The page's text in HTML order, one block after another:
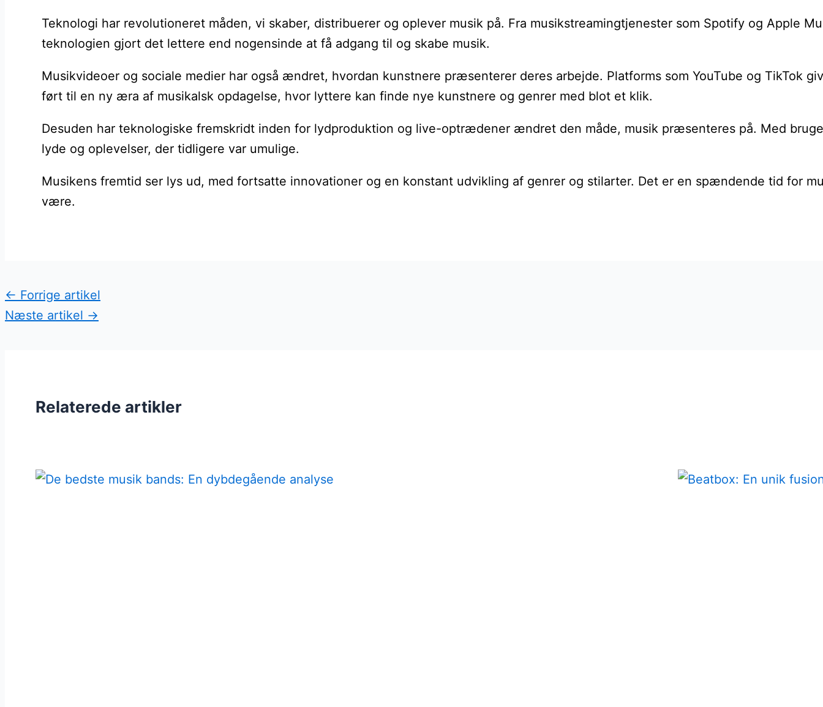
Teknologi har revolutioneret måden, vi skaber, distribuerer og oplever musik på. Fra musikstreamingtjenester som Spotify og Apple
teknologien gjort det lettere end nogensinde at få adgang til og skabe musik.
Musikvideoer og sociale medier har også ændret, hvordan kunstnere præsenterer deres arbejde. Platforms som YouTube og TikTok
ført til en ny æra af musikalsk opdagelse, hvor lyttere kan finde nye kunstnere og genrer med blot et klik.
Desuden har teknologiske fremskridt inden for lydproduktion og live-optrædener ændret den måde, musik præsenteres på. Med
lyde og oplevelser, der tidligere var umulige.
Musikens fremtid ser lys ud, med fortsatte innovationer og en konstant udvikling af genrer og stilarter. Det er en spændende tid for
være.
← Forrige artikel
Næste artikel →
Relaterede artikler